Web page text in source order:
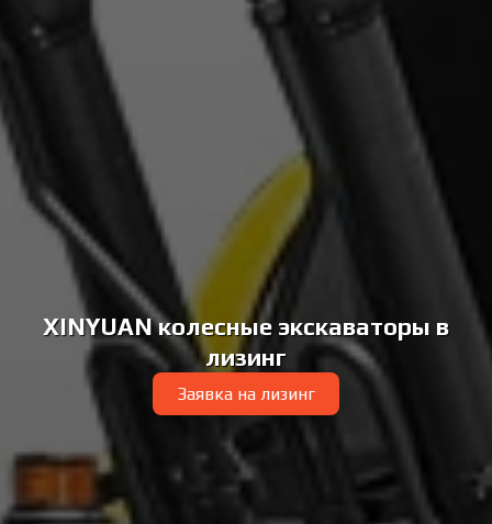
XINYUAN колесные экскаваторы в
лизинг
Заявка на лизинг